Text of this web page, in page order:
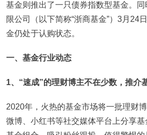
基金则推出了一只债券指数型基金。
限公司（以下简称“浙商基金”）3月24
金仍处于认购状态。
一、基金行业动态
1、“速成”的理财博主不在少数，推介
2020年，火热的基金市场将一批理财
微博、小红书等社交媒体平台上分享基